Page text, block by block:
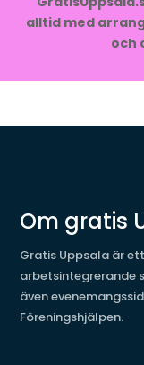
alltid med
och
Om gratis
Gratis Uppsala är
arbetsintegrerande
även
Föreningshjälpen.